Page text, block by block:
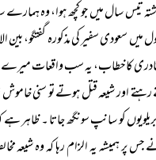
تیس سال میں جو کچھ ہوا، وہ
میں سعودی سفیر کی مذکورہ گفتگو، بین
کا خطاب، یہ سب واقعات
اور شیعہ قتل ہوتے تو سنی خاموش
کو سانپ سونگھ جاتا ۔ ظاہر ہے
یہ الزام رہا کہ وہ شیعہ